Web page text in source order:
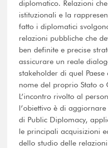
diplomatico. Relazioni
istituzionali e la
fatto i diplomatici
relazioni pubbliche che
ben definite e precise
assicurare un reale
stakeholder di quel
nome del proprio Stato o
L’incontro rivolto al
l’obiettivo è di
di Public Diplomacy,
le principali acquisizioni
dello studio delle